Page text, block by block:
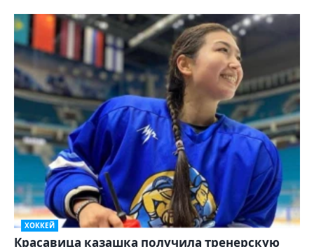
ХОККЕЙ
Красавица казашка получила тренерскую